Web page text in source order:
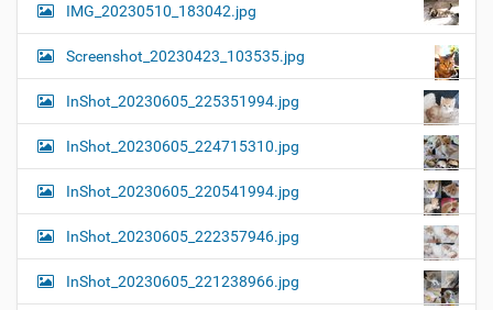
IMG_20230510_183042.jpg
Screenshot_20230423_103535.jpg
InShot_20230605_225351994.jpg
InShot_20230605_224715310.jpg
InShot_20230605_220541994.jpg
InShot_20230605_222357946.jpg
InShot_20230605_221238966.jpg